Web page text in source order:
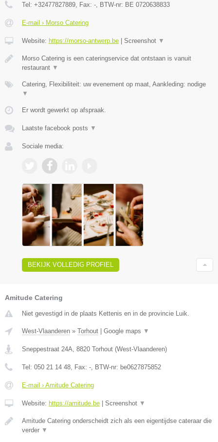
Tel: +32477827889 , Fax: - , BTW-nr: BE 0720638833
E-mail › Morso Catering
Website: https://morso-antwerp.be | Screenshot ▼
Morso Catering is een cateringservice dat ontstaan is vanuit
restaurant ▼
Catering, Flexibiliteit: uw evenement op maat, Aankleding: nodige
▼
Er wordt gewerkt op afspraak.
Laatste facebook posts ▼
Sociale media:
BEKIJK VOLLEDIG PROFIEL
Amitude Catering
Niet gevestigd in de plaats Kettenis en in de provincie Luik.
West-Vlaanderen » Torhout | Google maps ▼
Sneppestraat 24A 8820 Torhout (West-Vlaanderen)
Tel: 050 21 14 48 , Fax: - , BTW-nr: be0627875852
E-mail › Amitude Catering
Website: https://amitude.be | Screenshot ▼
Amitude Catering onderscheidt zich als een eigentijdse cateraar die
verder ▼